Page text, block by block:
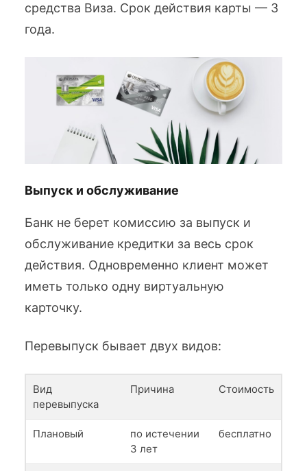
средства Виза. Срок действия карты — 3
года.
Выпуск и обслуживание
Банк не берет комиссию за выпуск и
обслуживание кредитки за весь срок
действия. Одновременно клиент может
иметь только одну виртуальную
карточку.
Перевыпуск бывает двух видов:
Вид
перевыпуска
Причина Стоимость
Плановый
по истечении
3 лет
бесплатно